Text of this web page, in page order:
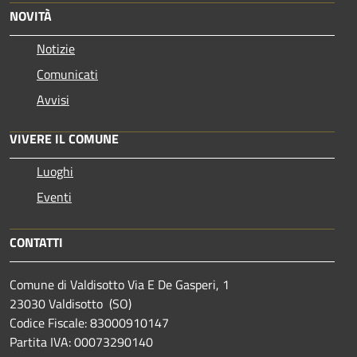
NOVITÀ
Notizie
Comunicati
Avvisi
VIVERE IL COMUNE
Luoghi
Eventi
CONTATTI
Comune di Valdisotto Via E De Gasperi, 1
23030 Valdisotto (SO)
Codice Fiscale: 83000910147
Partita IVA: 00073290140